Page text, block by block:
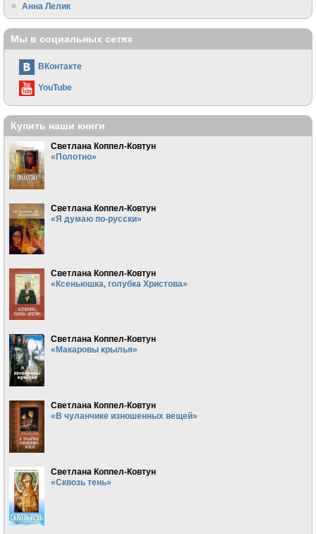
Анна Лелик
Мы в социальных сетях
ВКонтакте
YouTube
Купить наши книги
Светлана Коппел-Ковтун
«Полотно»
Светлана Коппел-Ковтун
«Я думаю по-русски»
Светлана Коппел-Ковтун
«Ксеньюшка, голубка Христова»
Светлана Коппел-Ковтун
«Макаровы крылья»
Светлана Коппел-Ковтун
«В чуланчике изношенных вещей»
Светлана Коппел-Ковтун
«Сквозь тень»